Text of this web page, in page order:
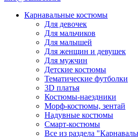
Карнавальные костюмы
Для девочек
Для мальчиков
Для малышей
Для женщин и девушек
Для мужчин
Детские костюмы
Тематические футболки
3D платья
Костюмы-наездники
Морф-костюмы, зентай
Надувные костюмы
Смарт-костюмы
Все из раздела